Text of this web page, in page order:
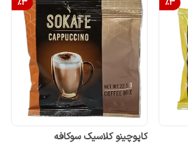
%3
%3
کاپوچینو کلاسیک سوکافه